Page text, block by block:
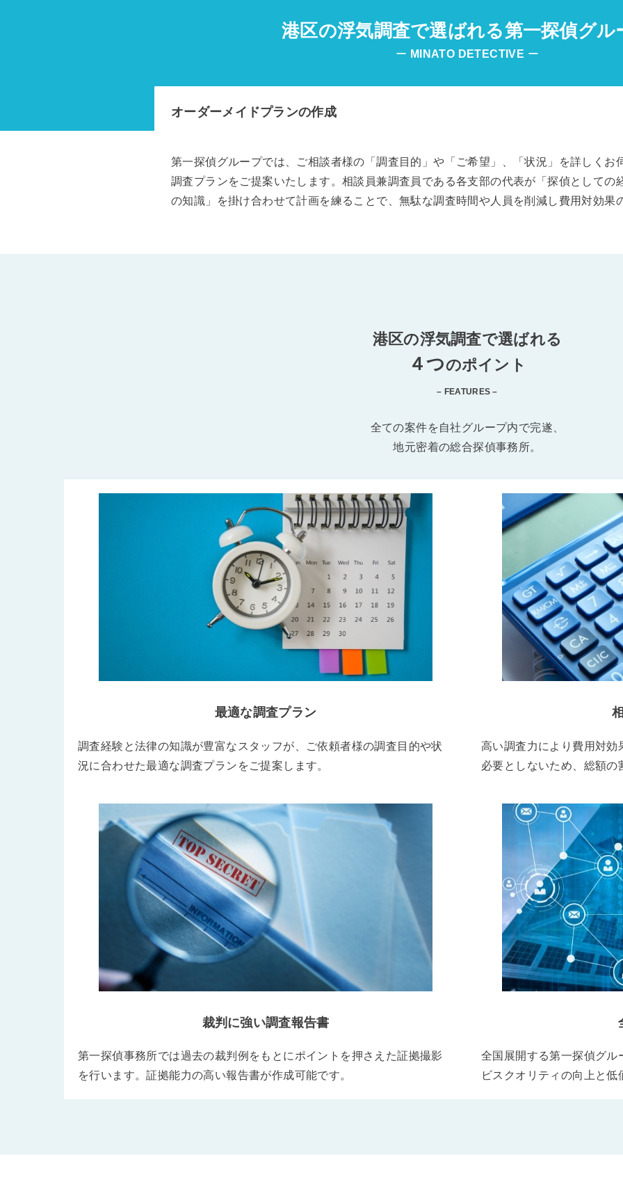
港区の浮気調査で選ばれる第一探偵グル
ー MINATO DETECTIVE ー
オーダーメイドプランの作成
第一探偵グループでは、ご相談者様の「調査目的」や「ご希望」、「状況」を詳しくお
調査プランをご提案いたします。相談員兼調査員である各支部の代表が「探偵としての
の知識」を掛け合わせて計画を練ることで、無駄な調査時間や人員を削減し費用対効果
港区の浮気調査で選ばれる
４つのポイント
– FEATURES –
全ての案件を自社グループ内で完遂、
地元密着の総合探偵事務所。
最適な調査プラン
調査経験と法律の知識が豊富なスタッフが、ご依頼者様の調査目的や状
況に合わせた最適な調査プランをご提案します。
高い調査力により費用対
必要としないため、総額
裁判に強い調査報告書
第一探偵事務所では過去の裁判例をもとにポイントを押さえた証拠撮影
を行います。証拠能力の高い報告書が作成可能です。
全国展開する第一探偵グ
ビスクオリティの向上と